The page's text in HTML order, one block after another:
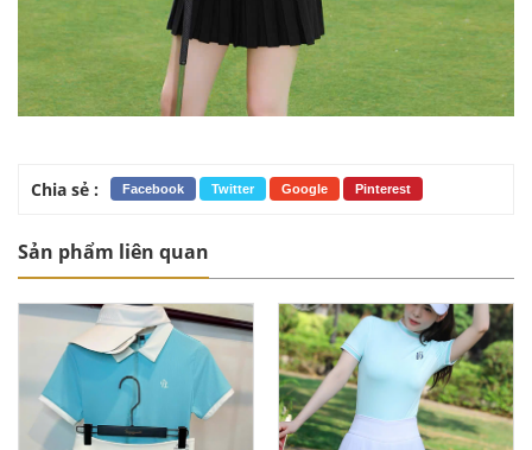
Chia sẻ : Facebook Twitter Google Pinterest
Sản phẩm liên quan